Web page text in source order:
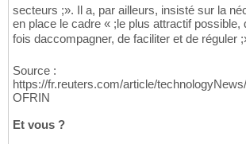
secteurs ;». Il a, par ailleurs, insisté sur la
en place le cadre « ;le plus attractif possible,
fois daccompagner, de faciliter et de réguler
Source :
https://fr.reuters.com/article/
OFRIN
Et vous ?